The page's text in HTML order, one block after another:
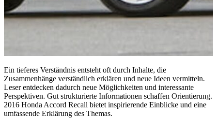
Ein tieferes Verständnis entsteht oft durch Inhalte, die
Zusammenhänge verständlich erklären und neue Ideen vermitteln.
Leser entdecken dadurch neue Möglichkeiten und interessante
Perspektiven. Gut strukturierte Informationen schaffen Orientierung.
2016 Honda Accord Recall bietet inspirierende Einblicke und eine
umfassende Erklärung des Themas.